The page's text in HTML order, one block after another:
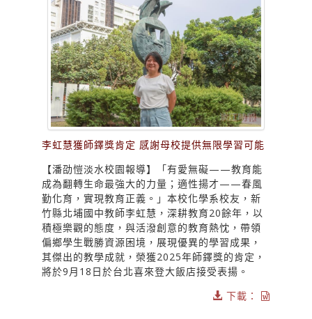
李虹慧獲師鐸獎肯定 感謝母校提供無限學習可能
【潘劭愷淡水校園報導】「有愛無礙——教育能
成為翻轉生命最強大的力量；適性揚才——春風
勤化育，實現教育正義。」本校化學系校友，新
竹縣北埔國中教師李虹慧，深耕教育20餘年，以
積極樂觀的態度，與活潑創意的教育熱忱，帶領
偏鄉學生戰勝資源困境，展現優異的學習成果，
其傑出的教學成就，榮獲2025年師鐸獎的肯定，
將於9月18日於台北喜來登大飯店接受表揚。
下載：